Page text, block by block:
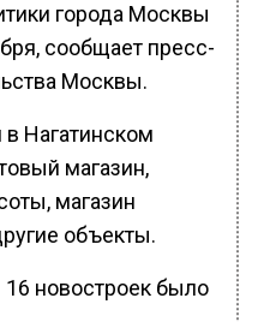
города Москвы
сообщает пресс-
Москвы.
Нагатинском
магазин,
магазин
объекты.
новостроек было